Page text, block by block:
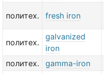
политех. fresh iron
политех.
galvanized
iron
политех. gamma-iron